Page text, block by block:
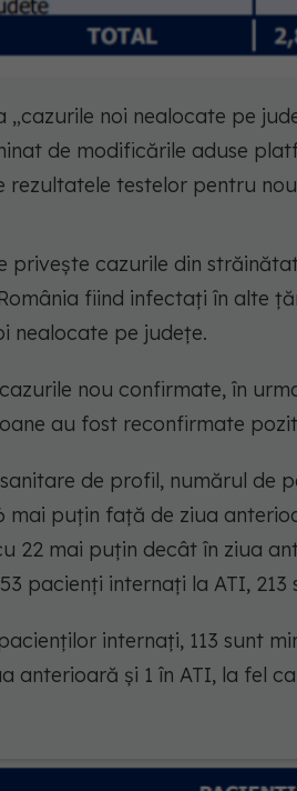
„cazurile noi nealocate pe
de modificările aduse
rezultatele testelor pentru
privește cazurile din
fiind infectați în alte
nealocate pe județe.
nou confirmate, în
au fost reconfirmate
de profil, numărul de
mai puțin față de ziua
22 mai puțin decât în ziua
pacienți internați la ATI, 213
internați, 113 sunt
anterioară și 1 în ATI, la fel